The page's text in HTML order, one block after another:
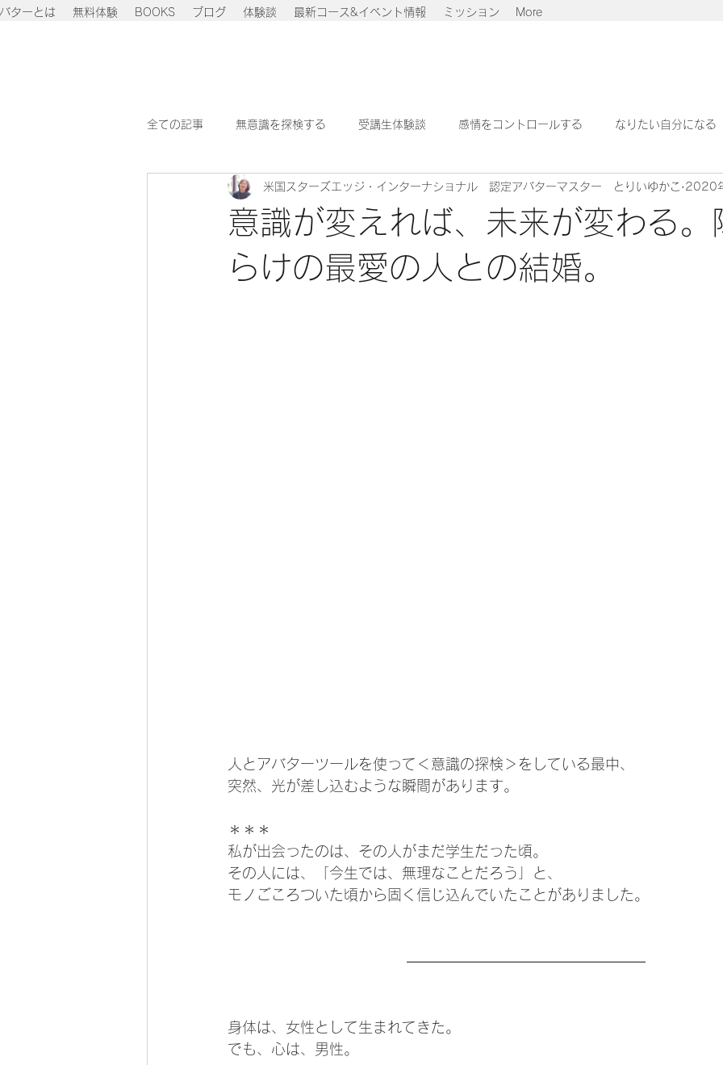
ターとは 無料体験 BOOKS ブログ 体験談 最新コース&イベント情報 ミッション More
全ての記事 無意識を探検する 受講生体験談 感情をコントロールする なりたい自分になる
意志の力を強くする 成功し幸せでいる より良い地球へ
意識が変えれば、未来が変わる。
らけの最愛の人との結婚。
米国スターズエッジ・インターナショナル 認定アバターマスター とりいゆかこ 2020
人とアバターツールを使って＜意識の探検＞をしている最中、
突然、光が差し込むような瞬間があります。
＊＊＊
私が出会ったのは、その人がまだ学生だった頃。
その人には、「今生では、無理なことだろう」と、
モノごころついた頃から固く信じ込んでいたことがありました。
身体は、女性として生まれてきた。
でも、心は、男性。